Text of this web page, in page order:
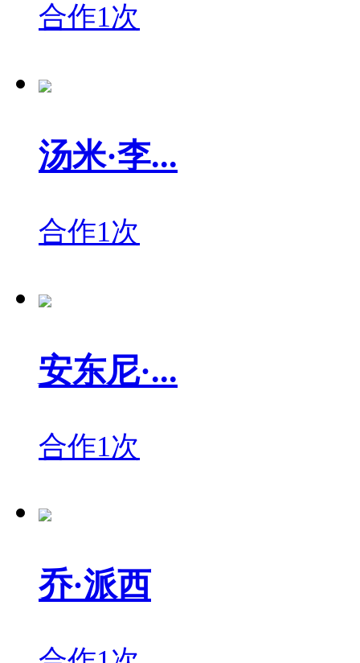
合作1次
汤米·李...
合作1次
安东尼·...
合作1次
乔·派西